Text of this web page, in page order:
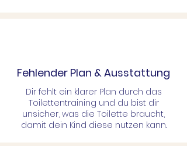
Fehlender Plan & Ausstattung
Dir fehlt ein klarer Plan durch das
Toilettentraining und du bist dir
unsicher, was die Toilette braucht,
damit dein Kind diese nutzen kann.